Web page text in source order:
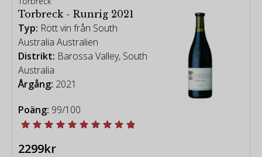
Torbreck - Runrig 2021
Typ: Rött vin från South
Australia Australien
Distrikt: Barossa Valley, South
Australia
Årgång: 2021
Poäng: 99/100
2299kr